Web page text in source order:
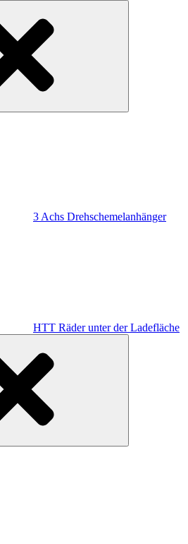
3 Achs Drehschemelanhänger
HTT Räder unter der Ladefläche